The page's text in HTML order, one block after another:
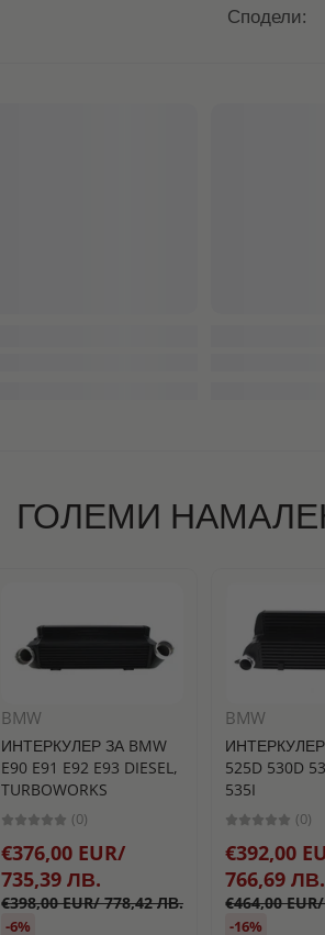
Сподели:
ГОЛЕМИ
BMW
ИНТЕРКУЛЕР ЗА BMW
E90 E91 E92 E93 DIESEL,
TURBOWORKS
(0)
€376,00 EUR/
735,39 ЛВ.
€398,00 EUR/ 778,42 ЛВ.
-6%
BMW
525D 530D
535I
(0)
€392,00
766,69 ЛВ.
€464,00
-16%